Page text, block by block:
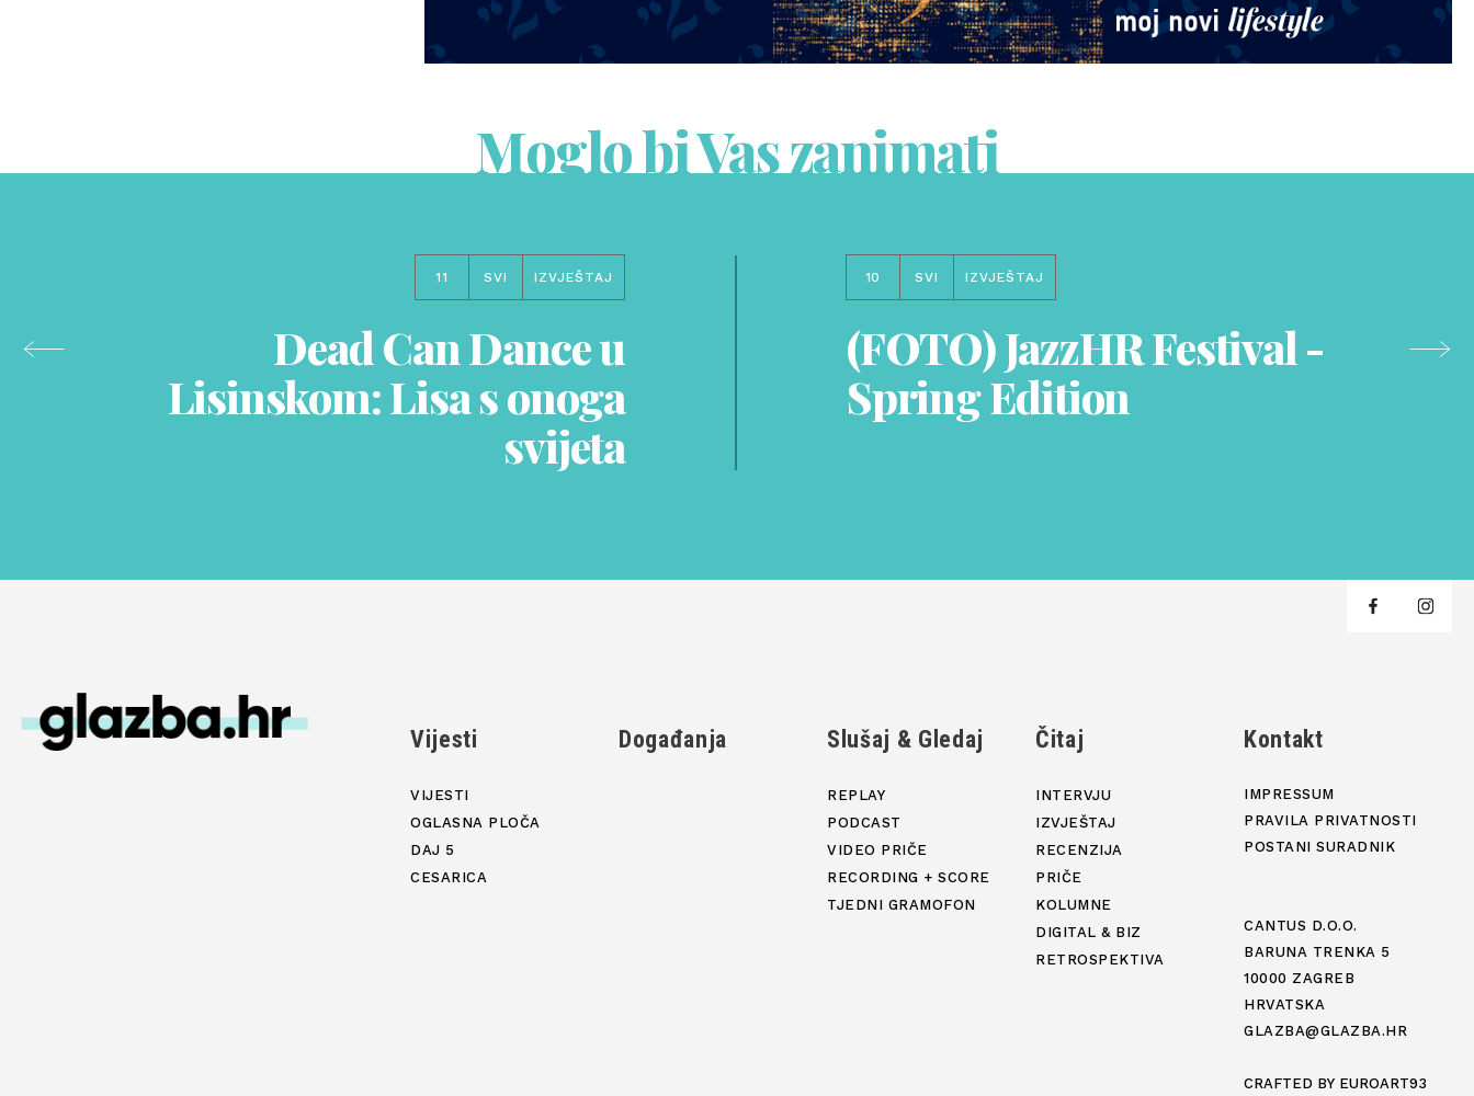
Moglo bi Vas zanimati
11 SVI IZVJEŠTAJ
Dead Can Dance u
Lisinskom: Lisa s onoga
svijeta
10 SVI IZVJEŠTAJ
(FOTO) JazzHR Festival -
Spring Edition
Vijesti
VIJESTI
OGLASNA PLOČA
DAJ 5
CESARICA
Događanja Slušaj & Gledaj
REPLAY
PODCAST
VIDEO PRIČE
RECORDING + SCORE
TJEDNI GRAMOFON
Čitaj
INTERVJU
IZVJEŠTAJ
RECENZIJA
PRIČE
KOLUMNE
DIGITAL & BIZ
RETROSPEKTIVA
Kontakt
IMPRESSUM
PRAVILA PRIVATNOSTI
POSTANI SURADNIK
CANTUS D.O.O.
BARUNA TRENKA 5
10000 ZAGREB
HRVATSKA
GLAZBA@GLAZBA.HR
CRAFTED BY EUROART93